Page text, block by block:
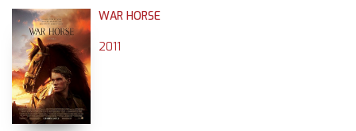
WAR HORSE
2011